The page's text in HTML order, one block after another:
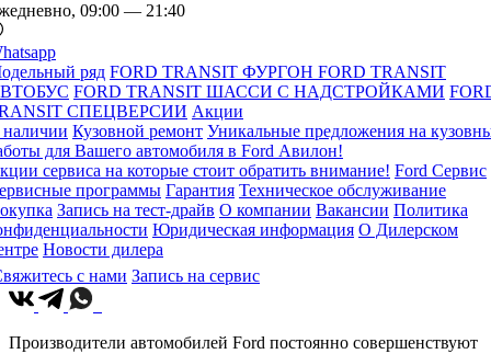
09:00 — 21:40
ряд FORD TRANSIT ФУРГОН FORD TRANSIT
FORD TRANSIT ШАССИ С НАДСТРОЙКАМИ
СПЕЦВЕРСИИ Акции
Кузовной ремонт Уникальные предложения на
для Вашего автомобиля в Ford Авилон!
сервиса на которые стоит обратить внимание! Ford Сервис
программы Гарантия Техническое обслуживание
Запись на тест-драйв О компании Вакансии Политика
Юридическая информация О Дилерском
Новости дилера
с нами Запись на сервис
Производители автомобилей Ford постоянно совершенствуют